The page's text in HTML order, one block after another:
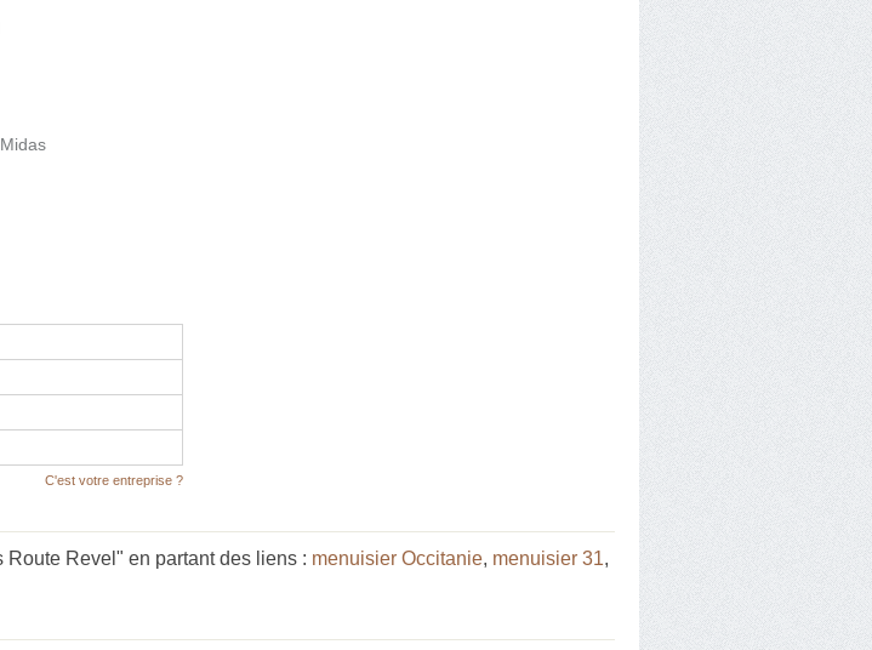
C'est votre entreprise ?
Route Revel" en partant des liens : menuisier Occitanie, menuisier 31,